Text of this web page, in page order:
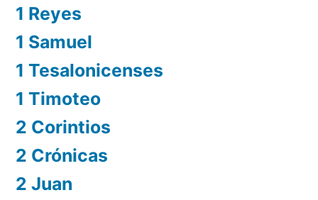
1 Reyes
1 Samuel
1 Tesalonicenses
1 Timoteo
2 Corintios
2 Crónicas
2 Juan